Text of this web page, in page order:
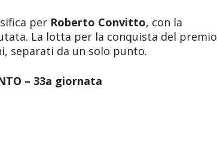
per Roberto Convitto, con la
La lotta per la conquista del premio
separati da un solo punto.
– 33a giornata